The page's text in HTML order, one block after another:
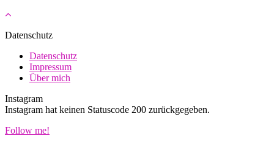
Datenschutz
Datenschutz
Impressum
Über mich
Instagram
Instagram hat keinen Statuscode 200 zurückgegeben.
Follow me!